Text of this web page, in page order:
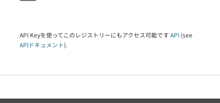
API Keyを使ってこのレジストリーにもアクセス可能です API (see
APIドキュメント).